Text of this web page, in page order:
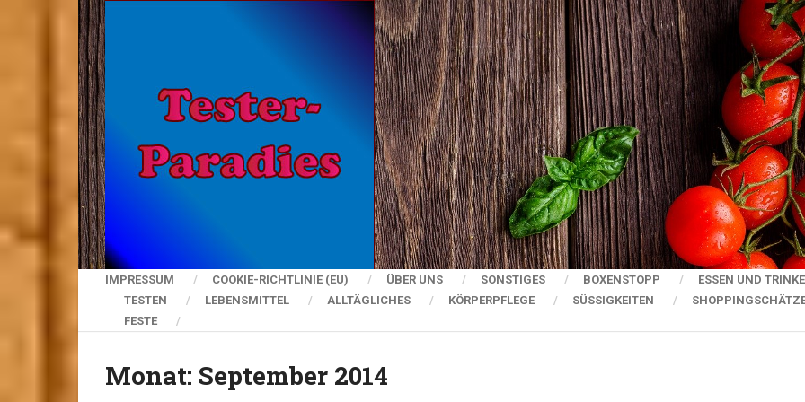
IMPRESSUM COOKIE-RICHTLINIE (EU) ÜBER UNS SONSTIGES BOXENSTOPP
ESSEN UND
TESTEN
LEBENSMITTEL ALLTÄGLICHES KÖRPERPFLEGE SÜSSIGKEITEN
FESTE
Monat: September 2014